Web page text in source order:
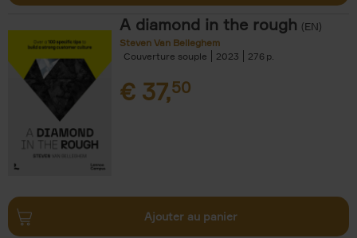
A diamond in the rough (EN)
Steven Van Belleghem
Couverture souple
2023 276
€ 37,50
Ajouter au panier